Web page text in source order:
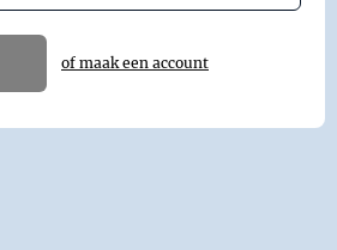
of maak een account